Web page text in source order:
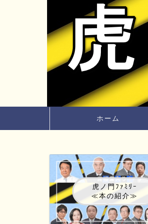
ホーム
虎ノ門ﾌｧﾐﾘｰ
≪本の紹介≫